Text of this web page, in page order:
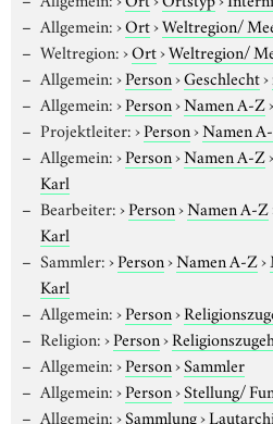
Allgemein:›Ort›Weltregion/
Weltregion:›Ort›Weltregion/
Allgemein:›Person›Geschlecht›
Allgemein:›Person›Namen A-Z›
Projektleiter:›Person›Namen
Allgemein:›Person›Namen A-Z›
Karl
Bearbeiter:›Person›Namen A-Z
Karl
Sammler:›Person›Namen A-Z›
Karl
Allgemein:›Person›
Religion:›Person›
Allgemein:›Person›Sammler
Allgemein:›Person›Stellung/
Allgemein:›Sammlung›